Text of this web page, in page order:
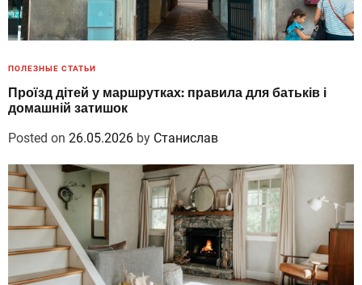
ПОЛЕЗНЫЕ СТАТЬИ
Проїзд дітей у маршрутках: правила для батьків і
домашній затишок
Posted on 26.05.2026 by Станислав